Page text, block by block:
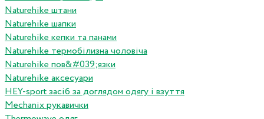
Naturehike штани
Naturehike шапки
Naturehike кепки та панами
Naturehike термобілизна чоловіча
Naturehike пов&#039;язки
Naturehike аксесуари
HEY-sport засіб за доглядом одягу і взуття
Mechanix рукавички